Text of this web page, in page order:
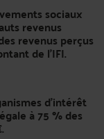
sociaux
revenus
revenus perçus
de l'IFI.
d'intérêt
à 75 % des